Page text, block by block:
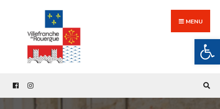
content
MENU